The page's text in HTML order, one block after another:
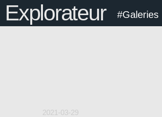
Explorateur #Galeries
2021-03-29